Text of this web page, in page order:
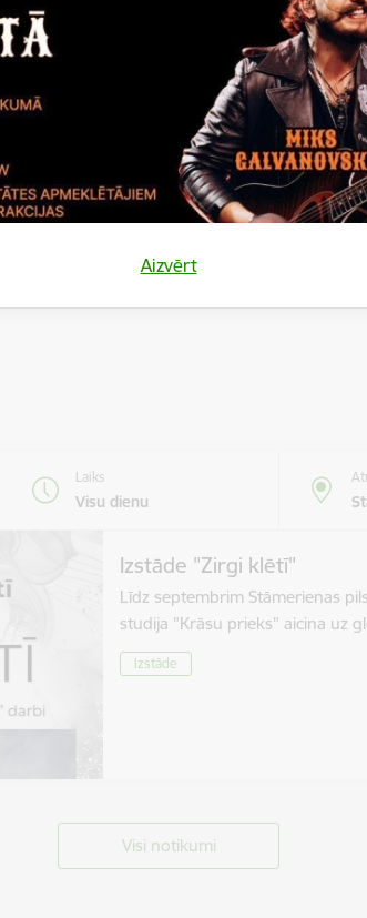
Aizvērt
8. augustā Gulbenē
mūzikas notikums!
Adrenalīns, mūzika un īsta
garumā!PROGRAMMĀ:
SHOW – elpu…
Moto pasākums
Laiks
Visu dienu
Izstāde "Zirgi klētī"
Līdz septembrim Stāmerienas
studija "Krāsu prieks" aicina uz
Izstāde
Visi notikumi